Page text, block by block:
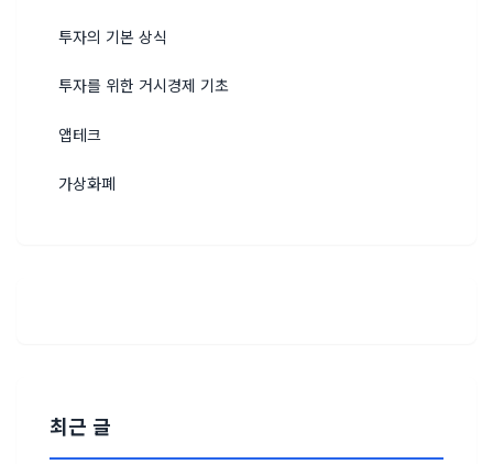
투자의 기본 상식
투자를 위한 거시경제 기초
앱테크
가상화폐
최근 글